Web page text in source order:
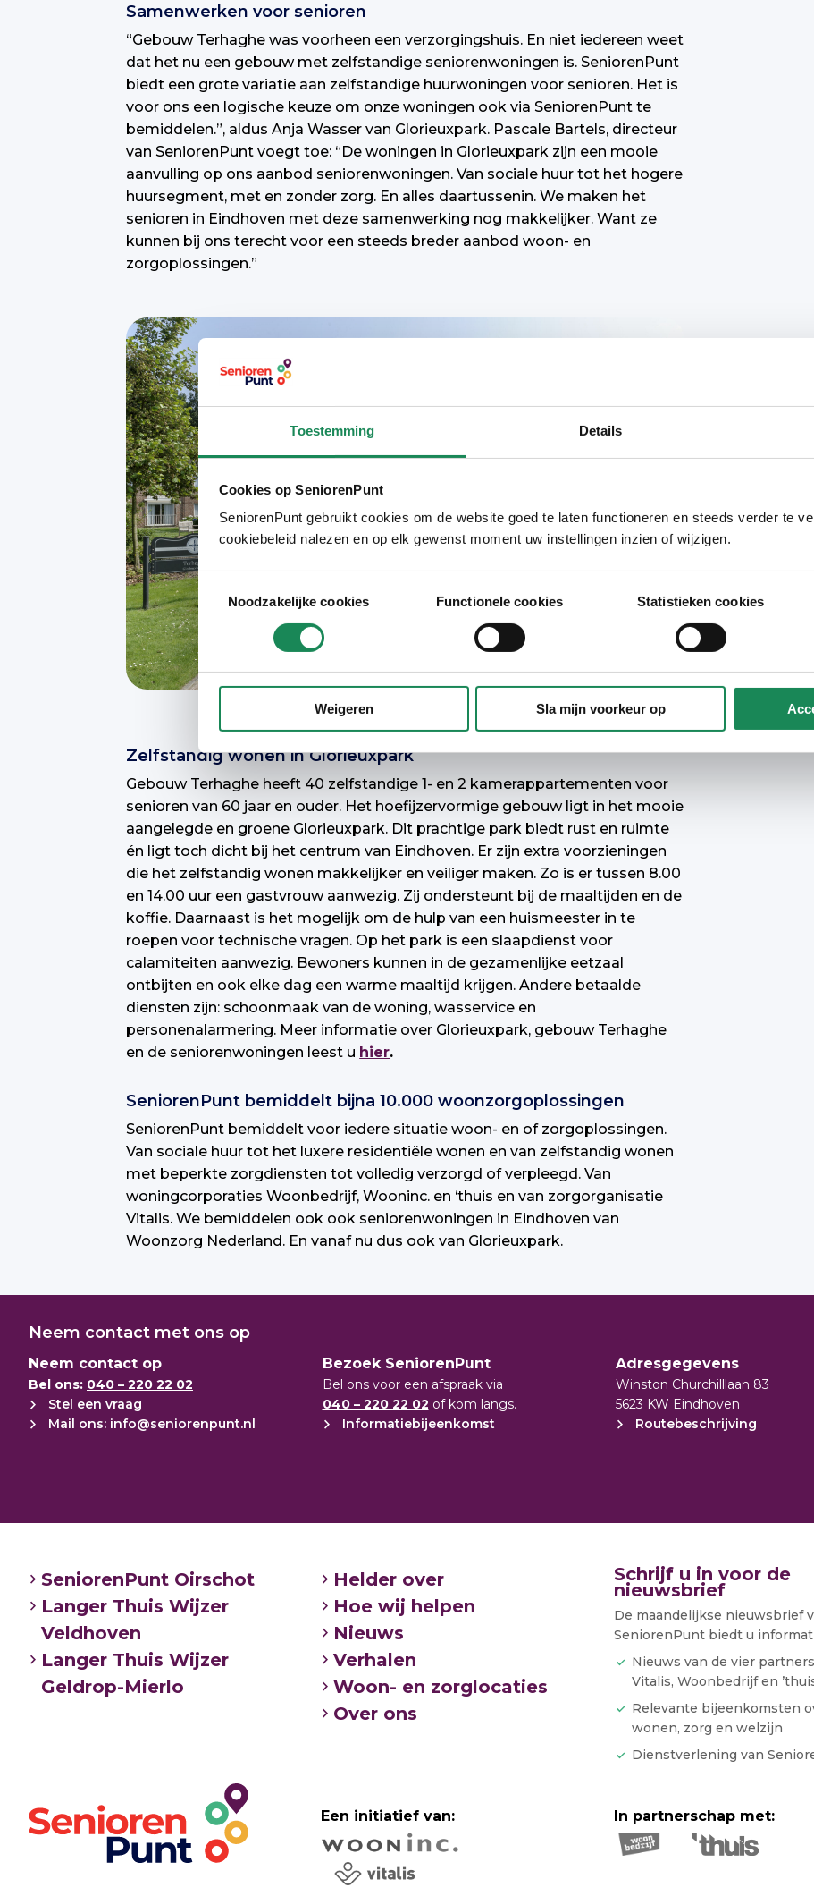
Toestemming Details
Cookies op SeniorenPunt
SeniorenPunt gebruikt cookies om de website goed te laten functioneren en steeds verder te
cookiebeleid nalezen en op elk gewenst moment uw instellingen inzien of wijzigen.
Toestemmingsselectie
Noodzakelijke cookies
Functionele cookies Statistieken cookies
Weigeren Sla mijn voorkeur op
Samenwerken voor senioren
“Gebouw Terhaghe was voorheen een verzorgingshuis. En niet iedereen weet
dat het nu een gebouw met zelfstandige seniorenwoningen is. SeniorenPunt
biedt een grote variatie aan zelfstandige huurwoningen voor senioren. Het is
voor ons een logische keuze om onze woningen ook via SeniorenPunt te
bemiddelen.”, aldus Anja Wasser van Glorieuxpark. Pascale Bartels, directeur
van SeniorenPunt voegt toe: “De woningen in Glorieuxpark zijn een mooie
aanvulling op ons aanbod seniorenwoningen. Van sociale huur tot het hogere
huursegment, met en zonder zorg. En alles daartussenin. We maken het
senioren in Eindhoven met deze samenwerking nog makkelijker. Want ze
kunnen bij ons terecht voor een steeds breder aanbod woon- en
zorgoplossingen.”
Zelfstandig wonen in Glorieuxpark
Gebouw Terhaghe heeft 40 zelfstandige 1- en 2 kamerappartementen voor
senioren van 60 jaar en ouder. Het hoefijzervormige gebouw ligt in het mooie
aangelegde en groene Glorieuxpark. Dit prachtige park biedt rust en ruimte
én ligt toch dicht bij het centrum van Eindhoven. Er zijn extra voorzieningen
die het zelfstandig wonen makkelijker en veiliger maken. Zo is er tussen 8.00
en 14.00 uur een gastvrouw aanwezig. Zij ondersteunt bij de maaltijden en de
koffie. Daarnaast is het mogelijk om de hulp van een huismeester in te
roepen voor technische vragen. Op het park is een slaapdienst voor
calamiteiten aanwezig. Bewoners kunnen in de gezamenlijke eetzaal
ontbijten en ook elke dag een warme maaltijd krijgen. Andere betaalde
diensten zijn: schoonmaak van de woning, wasservice en
personenalarmering. Meer informatie over Glorieuxpark, gebouw Terhaghe
en de seniorenwoningen leest u hier.
SeniorenPunt bemiddelt bijna 10.000 woonzorgoplossingen
SeniorenPunt bemiddelt voor iedere situatie woon- en of zorgoplossingen.
Van sociale huur tot het luxere residentiële wonen en van zelfstandig wonen
met beperkte zorgdiensten tot volledig verzorgd of verpleegd. Van
woningcorporaties Woonbedrijf, Wooninc. en ‘thuis en van zorgorganisatie
Vitalis. We bemiddelen ook ook seniorenwoningen in Eindhoven van
Woonzorg Nederland. En vanaf nu dus ook van Glorieuxpark.
Neem contact met ons op
Neem contact op
Bel ons: 040 – 220 22 02
Stel een vraag
Mail ons: info@seniorenpunt.nl
Bezoek SeniorenPunt
Bel ons voor een afspraak via
040 – 220 22 02 of kom langs.
Informatiebijeenkomst
Adresgegevens
Winston Churchilllaan 83
5623 KW Eindhoven
Routebeschrijving
SeniorenPunt Oirschot
Langer Thuis Wijzer
Veldhoven
Langer Thuis Wijzer
Geldrop-Mierlo
Helder over
Hoe wij helpen
Nieuws
Verhalen
Woon- en zorglocaties
Over ons
Een initiatief van: In partnerschap met:
Schrijf u in voor de
nieuwsbrief
De maandelijkse nieuwsbrief
SeniorenPunt biedt u
Nieuws van de vier
Vitalis, Woonbedrijf en
Relevante bijeenkomsten
wonen, zorg en welzijn
Dienstverlening van